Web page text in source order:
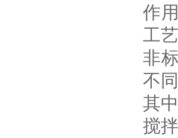
作
工
非
不
其
搅